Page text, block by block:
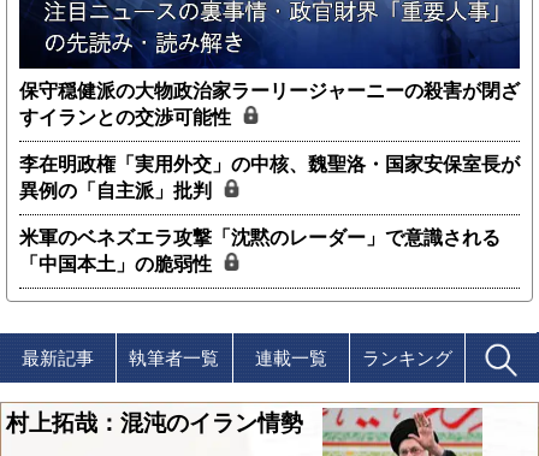
保守穏健派の大物政治家ラーリージャーニーの殺害が閉ざ
すイランとの交渉可能性
李在明政権「実用外交」の中核、魏聖洛・国家安保室長が
異例の「自主派」批判
米軍のベネズエラ攻撃「沈黙のレーダー」で意識される
「中国本土」の脆弱性
最新記事 執筆者一覧 連載一覧 ランキング
村上拓哉：混沌のイラン情勢